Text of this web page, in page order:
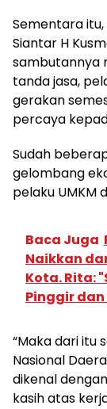
Sementara
Siantar H
sambutannya
tanda jasa,
gerakan
percaya
Sudah
gelombang
pelaku UMKM
Baca Juga
Naikkan
Kota. Rita:
Pinggir dan
“Maka dari itu
Nasional
dikenal
kasih atas